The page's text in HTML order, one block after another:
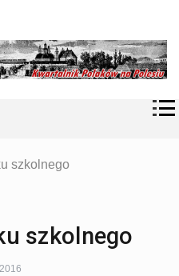
na
szkolnego
szkolnego